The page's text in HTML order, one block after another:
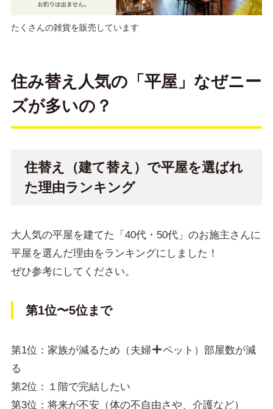
たくさんの雑貨を販売しています
住み替え人気の「平屋」なぜニー
ズが多いの？
住替え（建て替え）で平屋を選ばれ
た理由ランキング
大人気の平屋を建てた「40代・50代」のお施主さんに
平屋を選んだ理由をランキングにしました！
ぜひ参考にしてください。
第1位〜5位まで
第1位：家族が減るため（夫婦
ペット）部屋数が減
る
第2位：１階で完結したい
第3位：将来が不安（体の不自由さや、介護など）